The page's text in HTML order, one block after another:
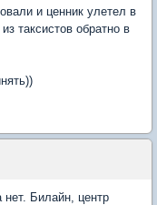
и ценник улетел в
таксистов обратно в
нет. Билайн, центр